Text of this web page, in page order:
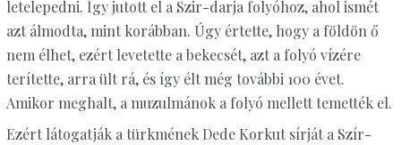
letelepedni. Így jutott el a Szir-darja folyóhoz, ahol ismét
azt álmodta, mint korábban. Úgy értette, hogy a földön ő
nem élhet, ezért levetette a bekecsét, azt a folyó vízére
terítette, arra ült rá, és így élt még további 100 évet.
Amikor meghalt, a muzulmánok a folyó mellett temették el.
Ezért látogatják a türkmének Dede Korkut sírját a Szír-